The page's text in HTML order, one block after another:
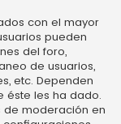
con el mayor
pueden
del foro,
de usuarios,
etc. Dependen
éste les ha dado.
de moderación en